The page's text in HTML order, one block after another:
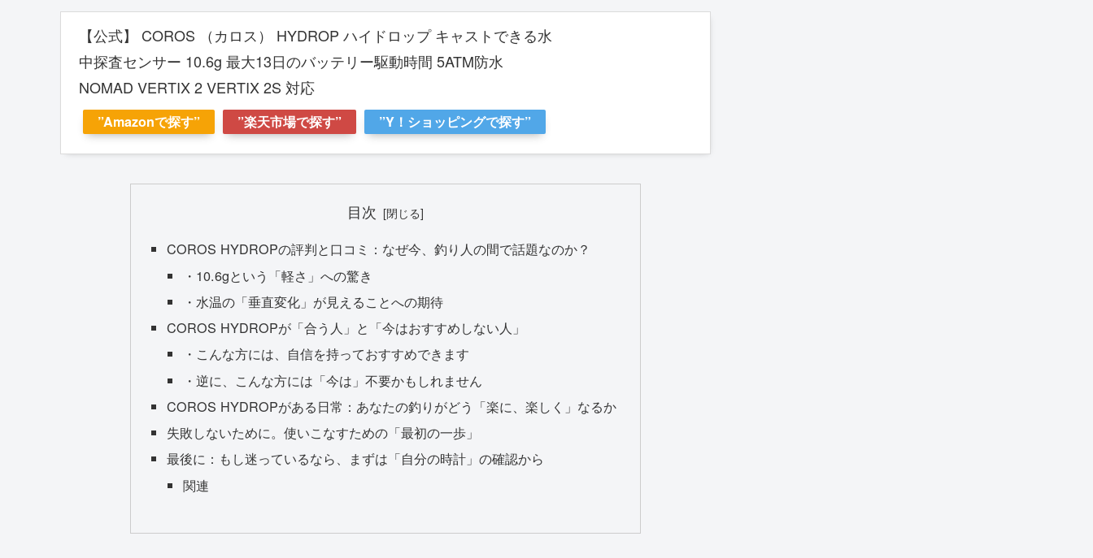
【公式】 COROS （カロス） HYDROP ハイドロップ キャストできる水
中探査センサー 10.6g 最大13日のバッテリー駆動時間 5ATM防水
NOMAD VERTIX 2 VERTIX 2S 対応
”Amazonで探す” ”楽天市場で探す” ”Y！ショッピングで探す”
目次
COROS HYDROPの評判と口コミ：なぜ今、釣り人の間で話題なのか？
・10.6gという「軽さ」への驚き
・水温の「垂直変化」が見えることへの期待
COROS HYDROPが「合う人」と「今はおすすめしない人」
・こんな方には、自信を持っておすすめできます
・逆に、こんな方には「今は」不要かもしれません
COROS HYDROPがある日常：あなたの釣りがどう「楽に、楽しく」なるか
失敗しないために。使いこなすための「最初の一歩」
最後に：もし迷っているなら、まずは「自分の時計」の確認から
関連